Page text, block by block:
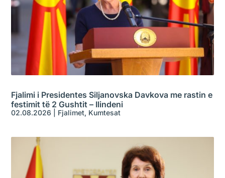
Fjalimi i Presidentes Siljanovska Davkova me rastin e
festimit të 2 Gushtit – Ilindeni
02.08.2026 Fjalimet, Kumtesat